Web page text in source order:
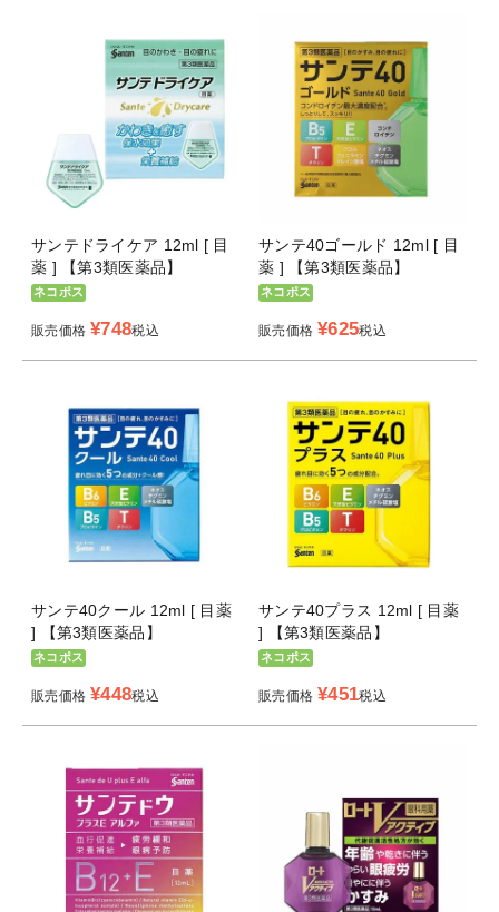
サンテドライケア 12ml [ 目
薬 ] 【第3類医薬品】
ネコポス
販売価格 ¥748税込
サンテ40ゴールド 12ml [ 目
薬 ] 【第3類医薬品】
ネコポス
販売価格 ¥625税込
サンテ40クール 12ml [ 目薬
] 【第3類医薬品】
ネコポス
販売価格 ¥448税込
サンテ40プラス 12ml [ 目薬
] 【第3類医薬品】
ネコポス
販売価格 ¥451税込